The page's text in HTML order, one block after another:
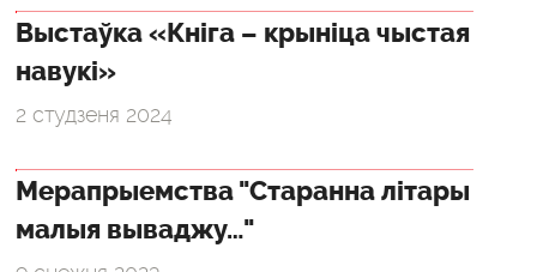
Выстаўка «Кніга – крыніца чыстая
навукі»
2 студзеня 2024
Мерапрыемства "Старанна літары
малыя вываджу…"